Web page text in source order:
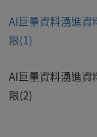
AI巨量資料湧進
限(1)
AI巨量資料湧進
限(2)